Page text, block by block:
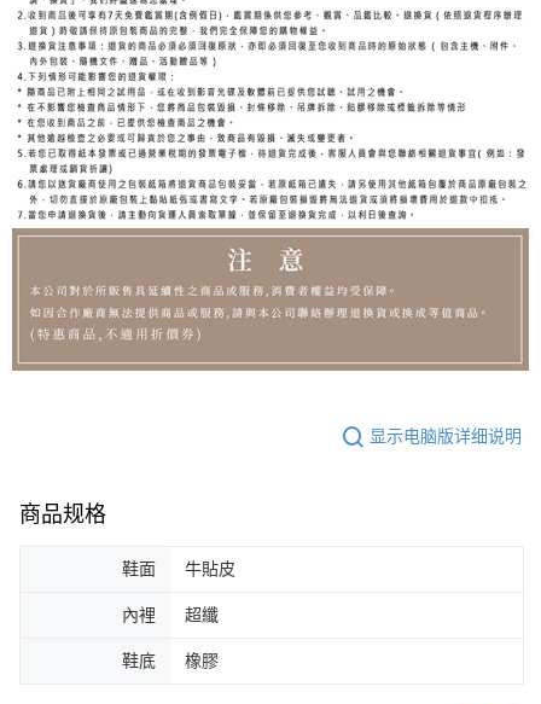
显示电脑版详细说明
商品规格
鞋面 牛貼皮
內裡 超纖
鞋底 橡膠